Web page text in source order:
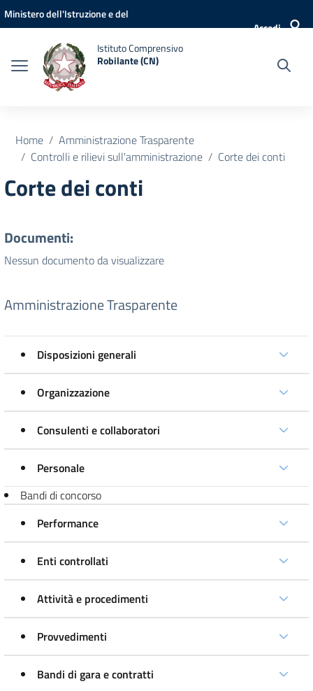
Vai ai contenuti
Vai al menu di navigazione
Vai al footer
Ministero dell'Istruzione e del
Accedi
Istituto Comprensivo
Robilante (CN)
Home
Amministrazione Trasparente
Controlli e rilievi sull'amministrazione
Corte dei conti
Corte dei conti
Documenti:
Nessun documento da visualizzare
Amministrazione Trasparente
Disposizioni generali
Organizzazione
Consulenti e collaboratori
Personale
Bandi di concorso
Performance
Enti controllati
Attività e procedimenti
Provvedimenti
Bandi di gara e contratti